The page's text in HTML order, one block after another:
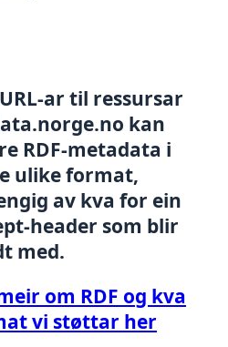
ar til ressursar
kan
RDF-metadata i
ulike format,
av kva for ein
header som blir
med.
om RDF og kva
vi støttar her